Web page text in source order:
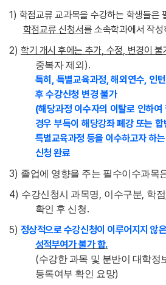
1) 학점교류 교과목을 수강하는 학생들은
학점교류 신청서를 소속학과에서 작
2) 학기 개시 후에는 추가, 수정, 변경이 불
중복자 제외 ).
특히 , 특별교육과정,해외연수, 인
후 수강신청 변경 불가
(해당과정 이수자의 이탈로 인하
경우 부득이 해당강좌 폐강 또는 합
특별교육과정 등을 이수하고자 하
신청 완료
3) 졸업에 영향을 주는 필수이수과목
4) 수강신청시 과목명, 이수구분, 학점
확인 후 신청.
5) 정상적으로 수강신청이 이루어지지 않
성적부여가 불가 함.
(수강한 과목 및 분반이 대학정
등록여부 확인 요망)